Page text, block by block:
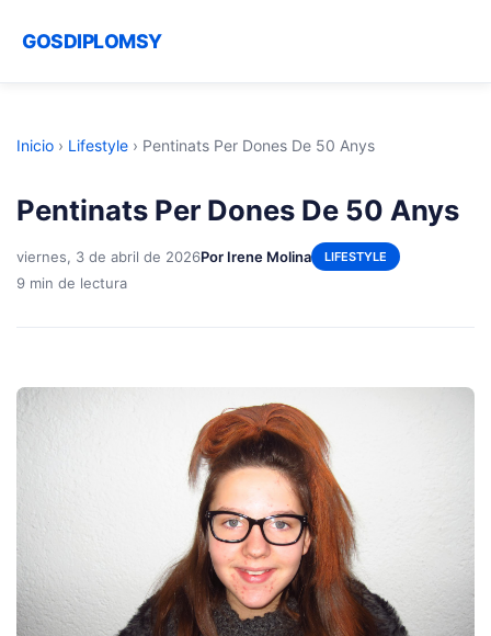
GOSDIPLOMSY
Inicio › Lifestyle › Pentinats Per Dones De 50 Anys
Pentinats Per Dones De 50 Anys
viernes, 3 de abril de 2026Por Irene Molina LIFESTYLE
9 min de lectura